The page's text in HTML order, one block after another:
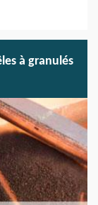
à granulés